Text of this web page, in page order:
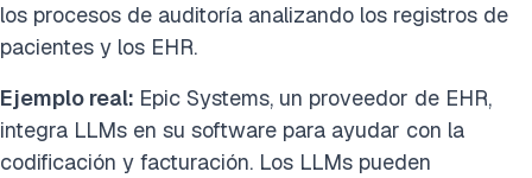
los procesos de auditoría analizando los registros de
pacientes y los EHR.
Ejemplo real: Epic Systems, un proveedor de EHR,
integra LLMs en su software para ayudar con la
codificación y facturación. Los LLMs pueden